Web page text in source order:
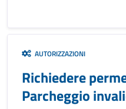
AUTORIZZAZIONI
Richiedere
Parcheggio